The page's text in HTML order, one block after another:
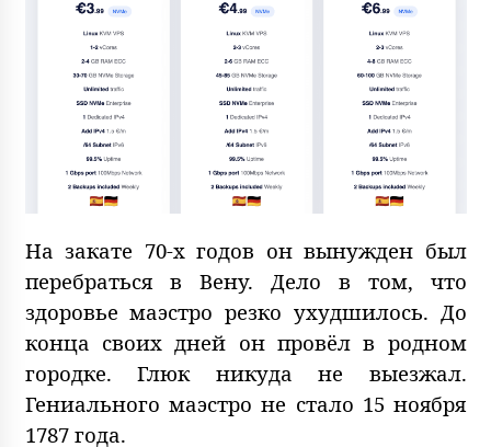
На закате 70-х годов он вынужден был
перебраться в Вену. Дело в том, что
здоровье маэстро резко ухудшилось. До
конца своих дней он провёл в родном
городке. Глюк никуда не выезжал.
Гениального маэстро не стало 15 ноября
1787 года.